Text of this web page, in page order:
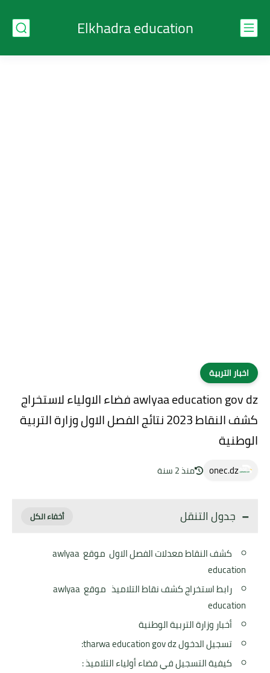
Elkhadra education
اخبار التربية
awlyaa education gov dz فضاء الاولياء لاستخراج
كشف النقاط 2023 نتائج الفصل الاول وزارة التربية
الوطنية
onec.dz منذ 2 سنة
جدول التنقل
كشف النقاط معدلات الفصل الاول موقع awlyaa
education
رابط استخراج كشف نقاط التلاميذ موقع awlyaa
education
أخبار وزارة التربية الوطنية
تسجيل الدخول tharwa education gov dz:
كيفية التسجيل في فضاء أولياء التلاميذ :